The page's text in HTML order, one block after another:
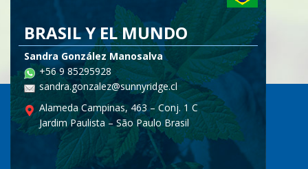
BRASIL Y EL MUNDO
Sandra González Manosalva
+56 9 85295928
sandra.gonzalez@sunnyridge.cl
Alameda Campinas, 463 – Conj. 1 C
Jardim Paulista – São Paulo Brasil